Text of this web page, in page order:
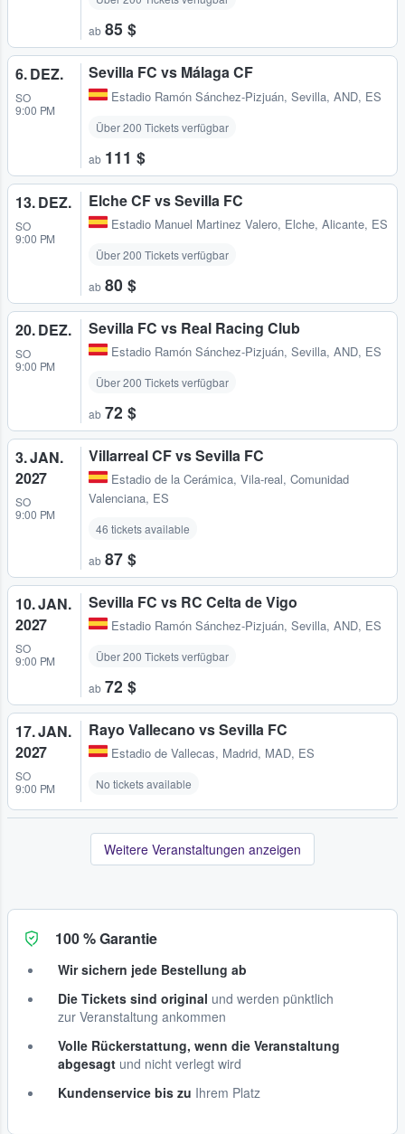
ab 85 $
6. DEZ.
SO
9:00 PM
Sevilla FC vs Málaga CF
Estadio Ramón Sánchez-Pizjuán, Sevilla, AND, ES
Über 200 Tickets verfügbar
ab 111 $
13. DEZ.
SO
9:00 PM
Elche CF vs Sevilla FC
Estadio Manuel Martinez Valero, Elche, Alicante, ES
Über 200 Tickets verfügbar
ab 80 $
20. DEZ.
SO
9:00 PM
Sevilla FC vs Real Racing Club
Estadio Ramón Sánchez-Pizjuán, Sevilla, AND, ES
Über 200 Tickets verfügbar
ab 72 $
3. JAN.
2027
SO
9:00 PM
Villarreal CF vs Sevilla FC
Estadio de la Cerámica, Vila-real, Comunidad
Valenciana, ES
46 tickets available
ab 87 $
10. JAN.
2027
SO
9:00 PM
Sevilla FC vs RC Celta de Vigo
Estadio Ramón Sánchez-Pizjuán, Sevilla, AND, ES
Über 200 Tickets verfügbar
ab 72 $
17. JAN.
2027
SO
9:00 PM
Rayo Vallecano vs Sevilla FC
Estadio de Vallecas, Madrid, MAD, ES
No tickets available
Weitere Veranstaltungen anzeigen
100 % Garantie
Wir sichern jede Bestellung ab
Die Tickets sind original und werden pünktlich
zur Veranstaltung ankommen
Volle Rückerstattung, wenn die Veranstaltung
abgesagt und nicht verlegt wird
Kundenservice bis zu Ihrem Platz